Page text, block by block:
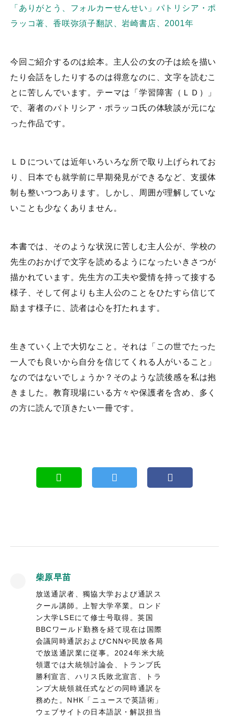
「ありがとう、フォルカーせんせい」パトリシア・ポ
ラッコ著、香咲弥須子翻訳、岩崎書店、2001年
今回ご紹介するのは絵本。主人公の女の子は絵を描い
たり会話をしたりするのは得意なのに、文字を読むこ
とに苦しんでいます。テーマは「学習障害（ＬＤ）」
で、著者のパトリシア・ポラッコ氏の体験談が元にな
った作品です。
ＬＤについては近年いろいろな所で取り上げられてお
り、日本でも就学前に早期発見ができるなど、支援体
制も整いつつあります。しかし、周囲が理解していな
いことも少なくありません。
本書では、そのような状況に苦しむ主人公が、学校の
先生のおかげで文字を読めるようになったいきさつが
描かれています。先生方の工夫や愛情を持って接する
様子、そして何よりも主人公のことをひたすら信じて
励ます様子に、読者は心を打たれます。
生きていく上で大切なこと。それは「この世でたった
一人でも良いから自分を信じてくれる人がいること」
なのではないでしょうか？そのような読後感を私は抱
きました。教育現場にいる方々や保護者を含め、多く
の方に読んで頂きたい一冊です。
柴原早苗
放送通訳者、獨協大学および通訳ス
クール講師。上智大学卒業。ロンド
ン大学LSEにて修士号取得。英国
BBCワールド勤務を経て現在は国際
会議同時通訳およびCNNや民放各局
で放送通訳業に従事。2024年米大統
領選では大統領討論会、トランプ氏
勝利宣言、ハリス氏敗北宣言、トラ
ンプ大統領就任式などの同時通訳を
務めた。NHK「ニュースで英語術」
ウェブサイトの日本語訳・解説担当